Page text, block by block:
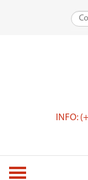
INFO: